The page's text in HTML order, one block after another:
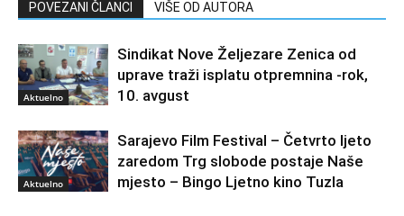
POVEZANI ČLANCI VIŠE OD AUTORA
Aktuelno
Sindikat Nove Željezare Zenica od
uprave traži isplatu otpremnina -rok,
10. avgust
Aktuelno
Sarajevo Film Festival – Četvrto ljeto
zaredom Trg slobode postaje Naše
mjesto – Bingo Ljetno kino Tuzla